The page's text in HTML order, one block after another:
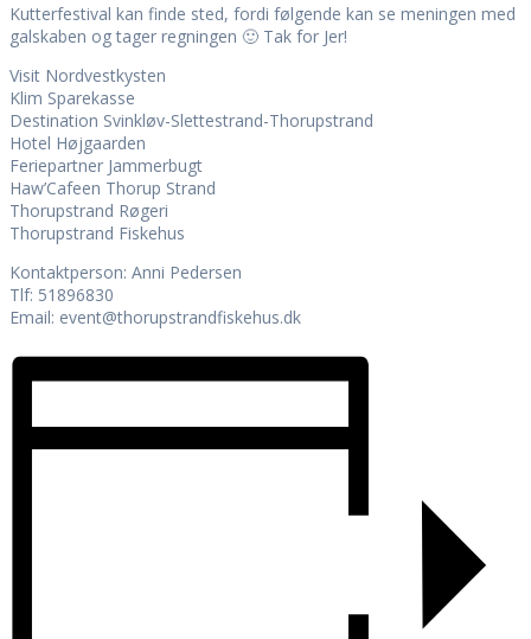
Kutterfestival kan finde sted, fordi følgende kan se meningen med
galskaben og tager regningen 🙂 Tak for Jer!
Visit Nordvestkysten
Klim Sparekasse
Destination Svinkløv-Slettestrand-Thorupstrand
Hotel Højgaarden
Feriepartner Jammerbugt
Haw’Cafeen Thorup Strand
Thorupstrand Røgeri
Thorupstrand Fiskehus
Kontaktperson: Anni Pedersen
Tlf: 51896830
Email: event@thorupstrandfiskehus.dk